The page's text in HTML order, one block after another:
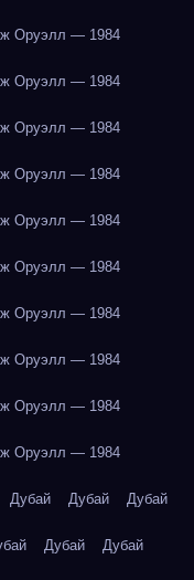
Оруэлл — 1984
Оруэлл — 1984
Оруэлл — 1984
Оруэлл — 1984
Оруэлл — 1984
Оруэлл — 1984
Оруэлл — 1984
Оруэлл — 1984
Оруэлл — 1984
Оруэлл — 1984
Дубай Дубай Дубай
Дубай Дубай